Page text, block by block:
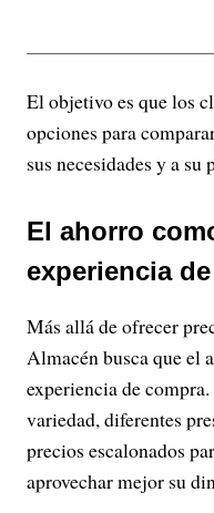
El objetivo es que los
opciones para
sus necesidades y a su
El ahorro
experiencia
Más allá de ofrecer
Almacén busca que el
experiencia de
variedad, diferentes
precios escalonados
aprovechar mejor su